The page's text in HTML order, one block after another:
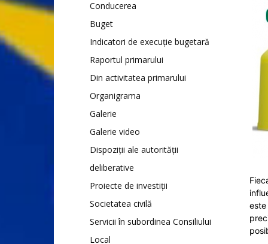
Conducerea
Buget
Indicatori de execuție bugetară
Raportul primarului
Din activitatea primarului
Organigrama
Galerie
Galerie video
Dispoziții ale autorității
deliberative
Proiecte de investiții
Societatea civilă
Servicii în subordinea Consiliului
Local
este